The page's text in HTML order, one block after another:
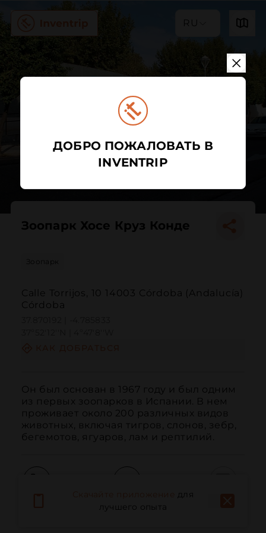
RU
Зоопарк Хосе Круз Конде
Зоопарк
Calle Torrijos, 10 14003 Córdoba (Andalucía)
Córdoba
Он был основан в 1967 году и был одним
из первых зоопарков в Испании. В нем
проживает около 200 различных видов
животных, включая тигров, слонов, зебр,
бегемотов, ягуаров, лам и рептилий.
Электронная почта
для
лучшего опыта
ДОБРО ПОЖАЛОВАТЬ В
INVENTRIP